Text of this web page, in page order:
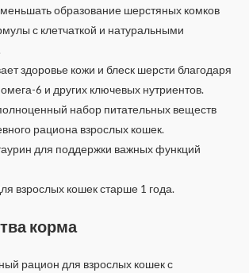
образование шерстяных комков
с клетчаткой и натуральными
здоровье кожи и блеск шерсти благодаря
6 и других ключевых нутриентов.
набор питательных веществ
рациона взрослых кошек.
для поддержки важных функций
взрослых кошек старше 1 года.
корма
рацион для взрослых кошек с